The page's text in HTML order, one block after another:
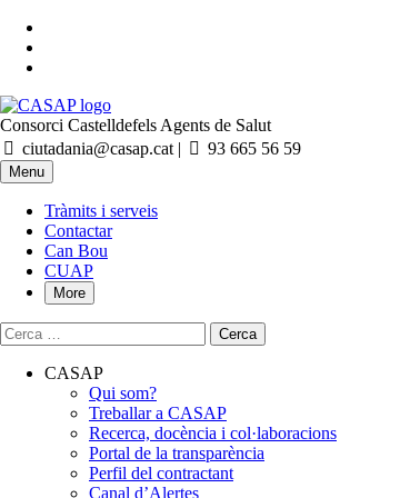
content
footer
CASAP
Consorci Castelldefels Agents de Salut
Contacta
al
mail
ciutadania@casap.cat | Truca'ns
93 665 56 59
Primary
Menu
Menu
Tràmits i serveis
Contactar
Can Bou
CUAP
More
Cerca:
CASAP
Qui som?
Treballar a CASAP
Recerca, docència i col·laboracions
Portal de la transparència
Perfil del contractant
Canal d’Alertes